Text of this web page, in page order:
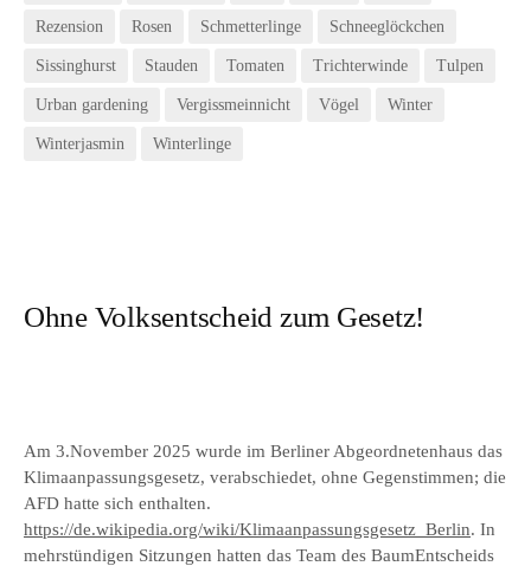
Rezension Rosen Schmetterlinge Schneeglöckchen
Sissinghurst Stauden Tomaten Trichterwinde Tulpen
Urban gardening Vergissmeinnicht Vögel Winter
Winterjasmin Winterlinge
Ohne Volksentscheid zum Gesetz!
Am 3.November 2025 wurde im Berliner Abgeordnetenhaus das
Klimaanpassungsgesetz, verabschiedet, ohne Gegenstimmen; die
AFD hatte sich enthalten.
https://de.wikipedia.org/wiki/Klimaanpassungsgesetz_Berlin. In
mehrstündigen Sitzungen hatten das Team des BaumEntscheids